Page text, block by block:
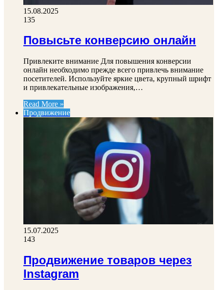
15.08.2025
135
Повысьте конверсию онлайн
Привлеките внимание Для повышения конверсии
онлайн необходимо прежде всего привлечь внимание
посетителей. Используйте яркие цвета, крупный шрифт
и привлекательные изображения,…
Read More »
Продвижение
15.07.2025
143
Продвижение товаров через
Instagram